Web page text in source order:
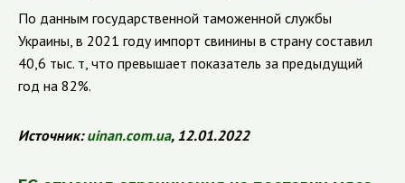
По данным государственной таможенной службы
Украины, в 2021 году импорт свинины в страну составил
40,6 тыс. т, что превышает показатель за предыдущий
год на 82%.
Источник:uinan.com.ua, 12.01.2022